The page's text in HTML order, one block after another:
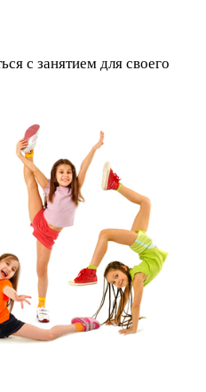
с занятием для своего